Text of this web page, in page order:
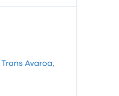
Trans Avaroa,